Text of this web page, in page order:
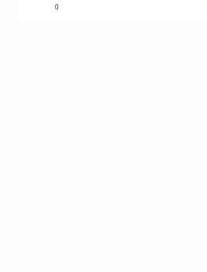
0